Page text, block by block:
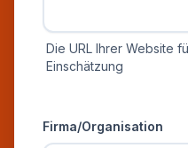
Die URL Ihrer Website
Einschätzung
Firma/Organisation